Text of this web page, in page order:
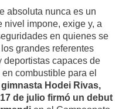
absoluta nunca es un
impone, exige y, a
en quienes se
grandes referentes
deportistas capaces de
combustible para el
Hodei Rivas,
de julio firmó un debut